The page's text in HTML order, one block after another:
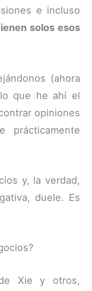
e incluso
solos esos
(ahora
que he ahí el
opiniones
prácticamente
y, la verdad,
duele. Es
Xie y otros,